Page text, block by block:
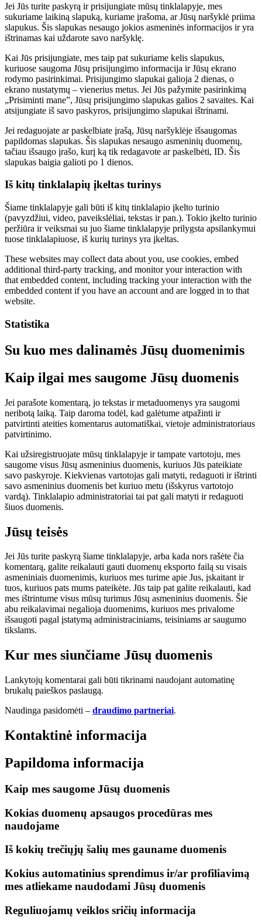
Jei Jūs turite paskyrą ir prisijungiate mūsų tinklalapyje, mes
sukuriame laikiną slapuką, kuriame įrašoma, ar Jūsų naršyklė priima
slapukus. Šis slapukas nesaugo jokios asmeninės informacijos ir yra
ištrinamas kai uždarote savo naršyklę.
Kai Jūs prisijungiate, mes taip pat sukuriame kelis slapukus,
kuriuose saugoma Jūsų prisijungimo informacija ir Jūsų ekrano
rodymo pasirinkimai. Prisijungimo slapukai galioja 2 dienas, o
ekrano nustatymų – vienerius metus. Jei Jūs pažymite pasirinkimą
„Prisiminti mane”, Jūsų prisijungimo slapukas galios 2 savaites. Kai
atsijungiate iš savo paskyros, prisijungimo slapukai ištrinami.
Jei redaguojate ar paskelbiate įrašą, Jūsų naršyklėje išsaugomas
papildomas slapukas. Šis slapukas nesaugo asmeninių duomenų,
tačiau išsaugo įrašo, kurį ką tik redagavote ar paskelbėti, ID. Šis
slapukas baigia galioti po 1 dienos.
Iš kitų tinklalapių įkeltas turinys
Šiame tinklalapyje gali būti iš kitų tinklalapio įkelto turinio
(pavyzdžiui, video, paveikslėliai, tekstas ir pan.). Tokio įkelto turinio
peržiūra ir veiksmai su juo šiame tinklalapyje prilygsta apsilankymui
tuose tinklalapiuose, iš kurių turinys yra įkeltas.
These websites may collect data about you, use cookies, embed
additional third-party tracking, and monitor your interaction with
that embedded content, including tracking your interaction with the
embedded content if you have an account and are logged in to that
website.
Statistika
Su kuo mes dalinamės Jūsų duomenimis
Kaip ilgai mes saugome Jūsų duomenis
Jei parašote komentarą, jo tekstas ir metaduomenys yra saugomi
neribotą laiką. Taip daroma todėl, kad galėtume atpažinti ir
patvirtinti ateities komentarus automatiškai, vietoje administratoriaus
patvirtinimo.
Kai užsiregistruojate mūsų tinklalapyje ir tampate vartotoju, mes
saugome visus Jūsų asmeninius duomenis, kuriuos Jūs pateikiate
savo paskyroje. Kiekvienas vartotojas gali matyti, redaguoti ir ištrinti
savo asmeninius duomenis bet kuriuo metu (išskyrus vartotojo
vardą). Tinklalapio administratoriai tai pat gali matyti ir redaguoti
šiuos duomenis.
Jūsų teisės
Jei Jūs turite paskyrą šiame tinklalapyje, arba kada nors rašėte čia
komentarą, galite reikalauti gauti duomenų eksporto failą su visais
asmeniniais duomenimis, kuriuos mes turime apie Jus, įskaitant ir
tuos, kuriuos pats mums pateikėte. Jūs taip pat galite reikalauti, kad
mes ištrintume visus mūsų turimus Jūsų asmeninius duomenis. Šie
abu reikalavimai negalioja duomenims, kuriuos mes privalome
išsaugoti pagal įstatymą administraciniams, teisiniams ar saugumo
tikslams.
Kur mes siunčiame Jūsų duomenis
Lankytojų komentarai gali būti tikrinami naudojant automatinę
brukalų paieškos paslaugą.
Naudinga pasidomėti – draudimo partneriai.
Kontaktinė informacija
Papildoma informacija
Kaip mes saugome Jūsų duomenis
Kokias duomenų apsaugos procedūras mes
naudojame
Iš kokių trečiųjų šalių mes gauname duomenis
Kokius automatinius sprendimus ir/ar profiliavimą
mes atliekame naudodami Jūsų duomenis
Reguliuojamų veiklos sričių informacija